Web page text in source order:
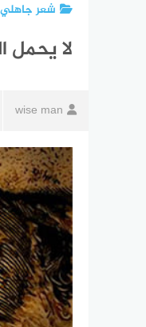
شعر جاهلي
لا يحمل
wise man